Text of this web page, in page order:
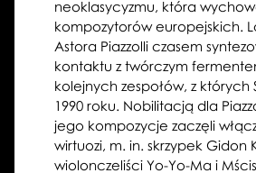
neoklasycyzmu, która
kompozytorów europejskich.
Astora Piazzolli czasem
kontaktu z twórczym
kolejnych zespołów, z których
1990 roku. Nobilitacją dla
jego kompozycje zaczęli
wirtuozi, m. in. skrzypek Gidon
wiolonczeliści Yo-Yo-Ma i